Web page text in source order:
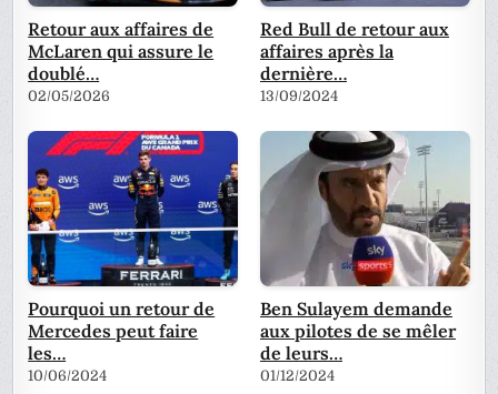
Retour aux affaires de
McLaren qui assure le
doublé…
02/05/2026
Red Bull de retour aux
affaires après la
dernière…
13/09/2024
Pourquoi un retour de
Mercedes peut faire
les…
10/06/2024
Ben Sulayem demande
aux pilotes de se mêler
de leurs…
01/12/2024